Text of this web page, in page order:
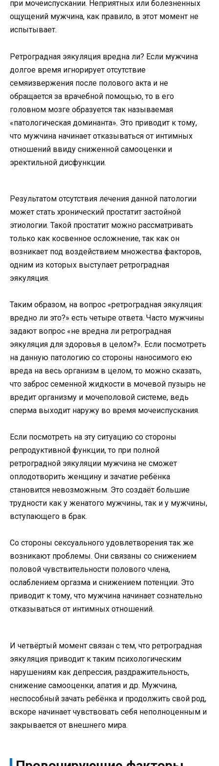
при мочеиспускании. Неприятных или болезненных
ощущений мужчина, как правило, в этот момент не
испытывает.
Ретроградная эякуляция вредна ли? Если мужчина
долгое время игнорирует отсутствие
семяизвержения после полового акта и не
обращается за врачебной помощью, то в его
головном мозге образуется так называемая
«патологическая доминанта». Это приводит к тому,
что мужчина начинает отказываться от интимных
отношений ввиду сниженной самооценки и
эректильной дисфункции.
Результатом отсутствия лечения данной патологии
может стать хронический простатит застойной
этиологии. Такой простатит можно рассматривать
только как косвенное осложнение, так как он
возникает под воздействием множества факторов,
одним из которых выступает ретроградная
эякуляция.
Таким образом, на вопрос «ретроградная эякуляция:
вредно ли это?» есть четыре ответа. Часто мужчины
задают вопрос «не вредна ли ретроградная
эякуляция для здоровья в целом?». Если посмотреть
на данную патологию со стороны наносимого ею
вреда на весь организм в целом, то можно сказать,
что заброс семенной жидкости в мочевой пузырь не
вредит организму и мочеполовой системе, ведь
сперма выходит наружу во время мочеиспускания.
Если посмотреть на эту ситуацию со стороны
репродуктивной функции, то при полной
ретроградной эякуляции мужчина не сможет
оплодотворить женщину и зачатие ребёнка
становится невозможным. Это создаёт большие
трудности как у женатого мужчины, так и у мужчины,
вступающего в брак.
Со стороны сексуального удовлетворения так же
возникают проблемы. Они связаны со снижением
половой чувствительности полового члена,
ослаблением оргазма и снижением потенции. Это
приводит к тому, что мужчина начинает сознательно
отказываться от интимных отношений.
И четвёртый момент связан с тем, что ретроградная
эякуляция приводит к таким психологическим
нарушениям как депрессия, раздражительность,
снижение самооценки, апатия и др. Мужчина,
неспособный зачать ребёнка и продолжить свой род,
вскоре начинает чувствовать себя неполноценным и
закрывается от внешнего мира.